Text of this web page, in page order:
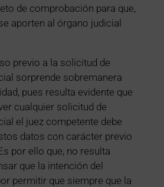
de comprobación para que,
aporten al órgano judicial
previo a la solicitud de
sorprende sobremanera
pues resulta evidente que
cualquier solicitud de
el juez competente debe
datos con carácter previo
por ello que, no resulta
que la intención del
permitir que siempre que la